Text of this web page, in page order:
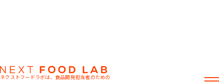
ネクストフードラボは、食品開発担当者のための